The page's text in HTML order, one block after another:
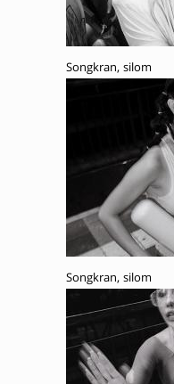
Songkran, silom
Songkran, silom